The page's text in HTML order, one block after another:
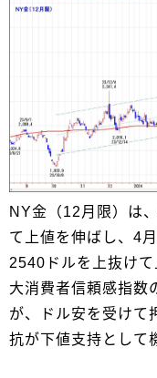
NY金（12月限）は
て上値を伸ばし、4
2540ドルを上抜け
大消費者信頼感指数
が、ドル安を受けて
抗が下値支持として